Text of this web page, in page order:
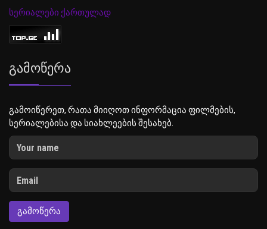
სერიალები ქართულად
Გამოწერა
გამოიწერეთ, რათა მიიღოთ ინფორმაცია ფილმების,
სერიალებისა და სიახლეების შესახებ.
ᲒᲐᲛᲝᲬᲔᲠᲐ